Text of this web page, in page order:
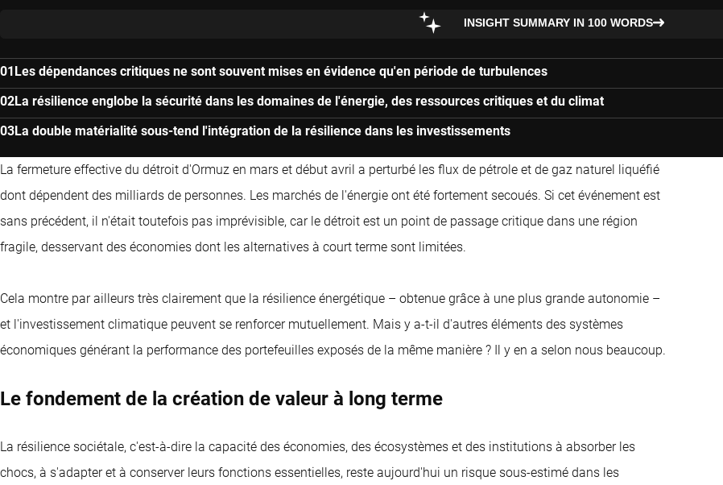
INSIGHT SUMMARY IN 100 WORDS
Les dépendances critiques ne sont souvent mises en évidence qu'en période de turbulences
La résilience englobe la sécurité dans les domaines de l'énergie, des ressources critiques et du climat
La double matérialité sous-tend l'intégration de la résilience dans les investissements
La fermeture effective du détroit d'Ormuz en mars et début avril a perturbé les flux de pétrole et de gaz naturel liquéfié
dont dépendent des milliards de personnes. Les marchés de l'énergie ont été fortement secoués. Si cet événement est
sans précédent, il n'était toutefois pas imprévisible, car le détroit est un point de passage critique dans une région
fragile, desservant des économies dont les alternatives à court terme sont limitées.
Cela montre par ailleurs très clairement que la résilience énergétique – obtenue grâce à une plus grande autonomie –
et l'investissement climatique peuvent se renforcer mutuellement. Mais y a-t-il d'autres éléments des systèmes
économiques générant la performance des portefeuilles exposés de la même manière ? Il y en a selon nous beaucoup.
Le fondement de la création de valeur à long terme
La résilience sociétale, c'est-à-dire la capacité des économies, des écosystèmes et des institutions à absorber les
chocs, à s'adapter et à conserver leurs fonctions essentielles, reste aujourd'hui un risque sous-estimé dans les